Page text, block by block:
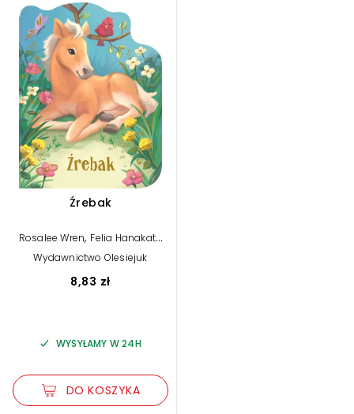
Źrebak
Rosalee Wren, Felia Hanakata
(ilustr.)
Wydawnictwo Olesiejuk
8,83 zł
WYSYŁAMY W 24H
DO KOSZYKA